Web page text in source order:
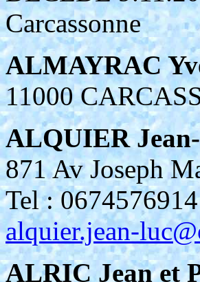
Carcassonne
ALMAYRAC
11000
ALQUIER
871 Av Joseph
Tel : 0674576914
alquier.jean-
ALRIC Jean et